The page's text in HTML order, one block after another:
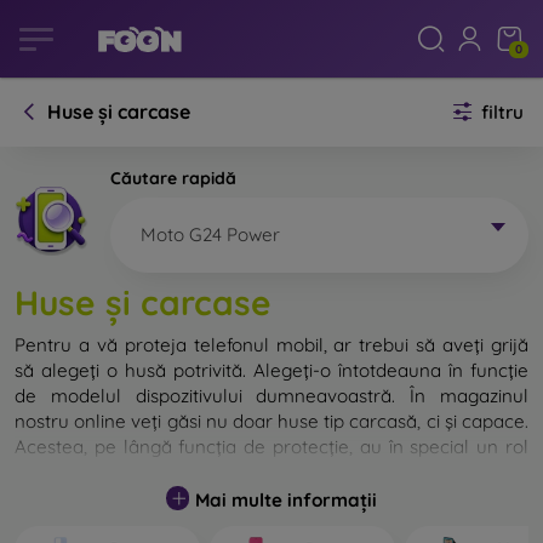
0
Huse și carcase filtru
Căutare rapidă
Moto G24 Power
Huse și carcase
Pentru a vă proteja telefonul mobil, ar trebui să aveți grijă
să alegeți o husă potrivită. Alegeți-o întotdeauna în funcție
de modelul dispozitivului dumneavoastră. În magazinul
nostru online veți găsi nu doar huse tip carcasă, ci și capace.
Acestea, pe lângă funcția de protecție, au în special un rol
Capacul pentru telefon poate fi numit și capac posterior.
Mai multe informații